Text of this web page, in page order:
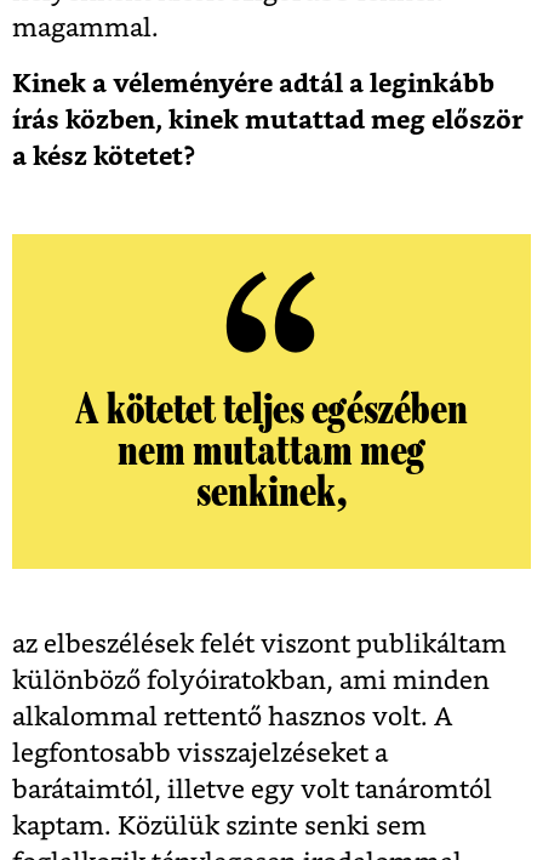
magammal.
Kinek a véleményére adtál a leginkább
írás közben, kinek mutattad meg először
a kész kötetet?
A kötetet teljes egészében
nem mutattam meg
senkinek,
az elbeszélések felét viszont publikáltam
különböző folyóiratokban, ami minden
alkalommal rettentő hasznos volt. A
legfontosabb visszajelzéseket a
barátaimtól, illetve egy volt tanáromtól
kaptam. Közülük szinte senki sem